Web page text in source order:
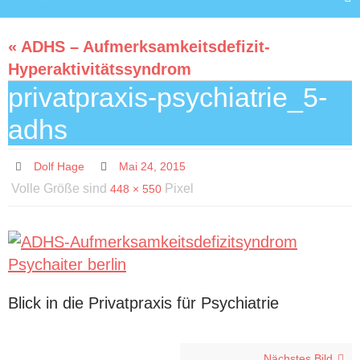
« ADHS – Aufmerksamkeitsdefizit-
Hyperaktivitätssyndrom
privatpraxis-psychiatrie_5-
adhs
Dolf Hage Mai 24, 2015
Volle Größe sind 448 × 550 Pixel
Blick in die Privatpraxis für Psychiatrie